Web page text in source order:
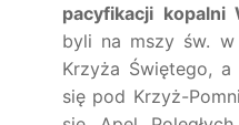
pacyfikacji kopalni
byli na mszy św. w
Krzyża Świętego,
się pod Krzyż-